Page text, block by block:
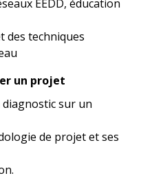
EEDD, éducation
des techniques
un projet
sur un
de projet et ses